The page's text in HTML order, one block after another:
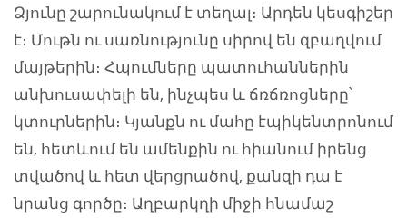
Ձյունը շարունակում է տեղալ։ Արդեն կեսգիշեր
է։ Մութն ու սառնությունը սիրով են զբաղվում
մայթերին։ Հպումները պատուհաններին
անխուսափելի են, ինչպես և ճռճռոցները՝
կտուրներին։ Կյանքն ու մահը էպիկենտրոնում
են, հետևում են ամենքին ու հիանում իրենց
տվածով և հետ վերցրածով, քանզի դա է
նրանց գործը։ Աղբարկղի միջի հնամաշ